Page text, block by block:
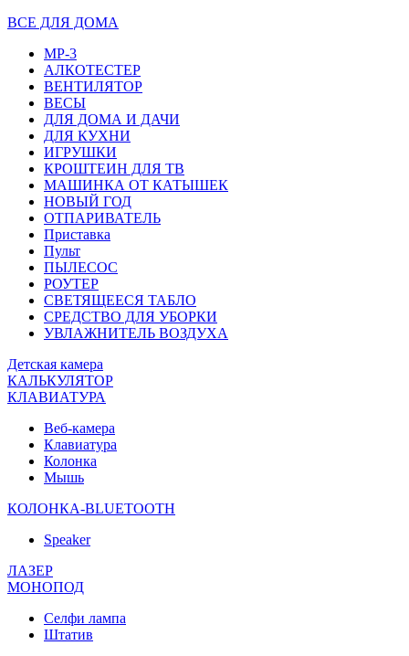
ВСЕ ДЛЯ ДОМА
MP-3
АЛКОТЕСТЕР
ВЕНТИЛЯТОР
ВЕСЫ
ДЛЯ ДОМА И ДАЧИ
ДЛЯ КУХНИ
ИГРУШКИ
КРОШТЕИН ДЛЯ ТВ
МАШИНКА ОТ КАТЫШЕК
НОВЫЙ ГОД
ОТПАРИВАТЕЛЬ
Приставка
Пульт
ПЫЛЕСОС
РОУТЕР
СВЕТЯЩЕЕСЯ ТАБЛО
СРЕДСТВО ДЛЯ УБОРКИ
УВЛАЖНИТЕЛЬ ВОЗДУХА
Детская камера
КАЛЬКУЛЯТОР
КЛАВИАТУРА
Веб-камера
Клавиатура
Колонка
Мышь
КОЛОНКА-BLUETOOTH
Speaker
ЛАЗЕР
МОНОПОД
Селфи лампа
Штатив